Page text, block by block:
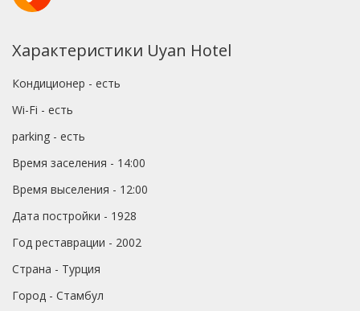
Характеристики Uyan Hotel
Кондиционер - есть
Wi-Fi - есть
parking - есть
Время заселения - 14:00
Время выселения - 12:00
Дата постройки - 1928
Год реставрации - 2002
Страна - Турция
Город - Стамбул